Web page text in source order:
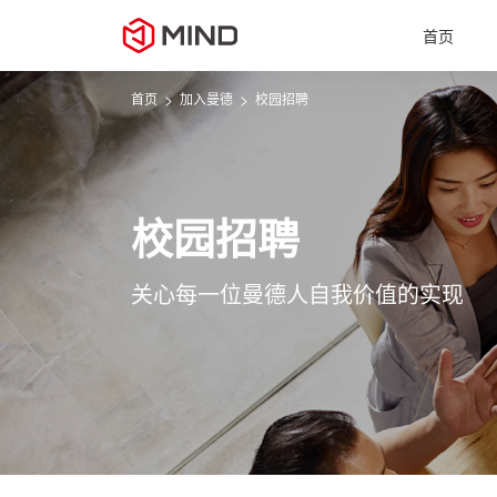
首页
首页 > 加入曼德 > 校园招聘
校园招聘
关心每一位曼德人自我价值的实现